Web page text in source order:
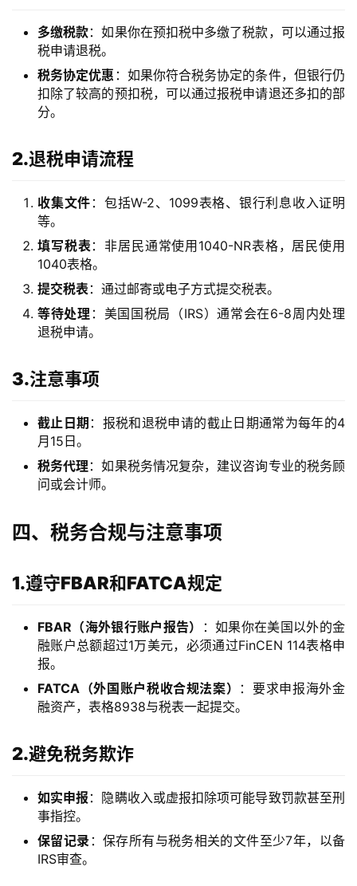
页
境
海
多缴税款：如果你在预扣税中多缴了税款，可以通过报
税申请退税。
税务协定优惠 ：如果你符合税务协定的条件，但银行仍
扣除了较高的预扣税，可以通过报税申请退还多扣的部
分。
2.退税申请流程
收集文件 ：包括W-2、1099表格、银行利息收入证明
等。
填写税表 ：非居民通常使用1040-NR表格，居民使用
1040表格。
提交税表 ：通过邮寄或电子方式提交税表。
等待处理 ：美国国税局（IRS）通常会在6-8周内处理
退税申请。
3.注意事项
截止日期 ：报税和退税申请的截止日期通常为每年的4
月15日。
税务代理 ：如果税务情况复杂，建议咨询专业的税务顾
问或会计师。
四、税务合规与注意事项
1.遵守FBAR和FATCA规定
FBAR（海外银行账户报告）
：如果你在美国以外的金
融账户总额超过1万美元，必须通过FinCEN 114表格申
报。
FATCA（外国账户税收合规法案）
：要求申报海外金
融资产，表格8938与税表一起提交。
2.避免税务欺诈
如实申报 ：隐瞒收入或虚报扣除项可能导致罚款甚至刑
事指控。
保留记录 ：保存所有与税务相关的文件至少7年，以备
IRS审查。